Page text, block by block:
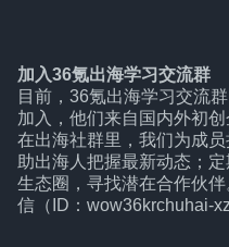
加入36氪出海学习交流群
目前，36氪出海学习交流
加入，他们来自国内外初
在出海社群里，我们为成
助出海人把握最新动态；
生态圈，寻找潜在合作伙
信（ID：wow36krchuhai-